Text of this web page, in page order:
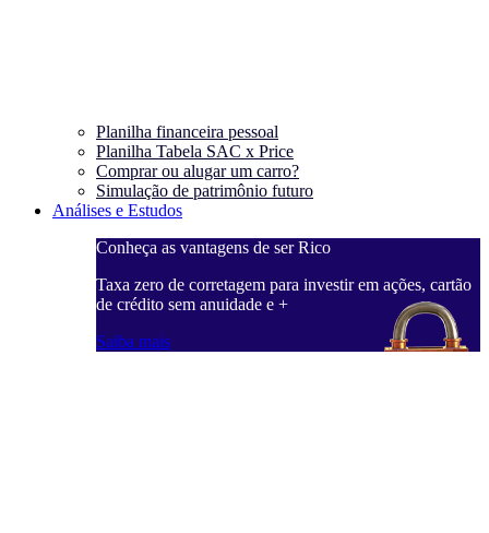
Planilha financeira pessoal
Planilha Tabela SAC x Price
Comprar ou alugar um carro?
Simulação de patrimônio futuro
Análises e Estudos
Conheça as vantagens de ser Rico
Taxa zero de corretagem para investir em ações, cartão
de crédito sem anuidade e +
Saiba mais